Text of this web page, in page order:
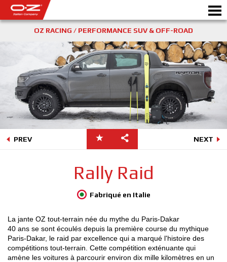
CONFIGURATEUR B2B
JANTES
GALERIE
COMPAGNIE ITALIENNE
REVENDEUR
MOTORSPORT
CONFIGURATEUR 3D
OZ RACING / PERFORMANCE SUV & OFF-ROAD
PREV NEXT
Rally Raid
Fabriqué en Italie
La jante OZ tout-terrain née du mythe du Paris-Dakar
40 ans se sont écoulés depuis la première course du mythique
Paris-Dakar, le raid par excellence qui a marqué l'histoire des
compétitions tout-terrain. Cette compétition exténuante qui
amène les voitures à parcourir environ dix mille kilomètres en un